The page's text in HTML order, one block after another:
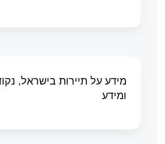
מידע על תיירות בישראל,
ומידע